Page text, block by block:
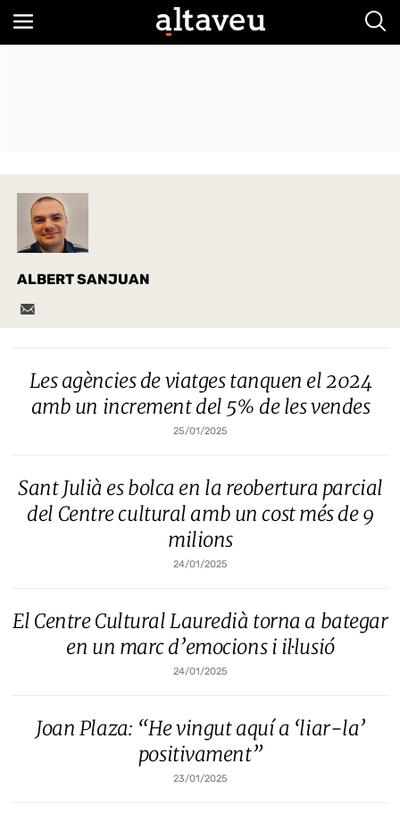
ALBERT SANJUAN
Les agències de viatges tanquen el 2024
amb un increment del 5% de les vendes
25/01/2025
Sant Julià es bolca en la reobertura parcial
del Centre cultural amb un cost més de 9
milions
24/01/2025
El Centre Cultural Lauredià torna a bategar
en un marc d’emocions i il·lusió
24/01/2025
Joan Plaza: “He vingut aquí a ‘liar-la’
positivament”
23/01/2025